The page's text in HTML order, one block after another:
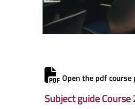
Open the pdf course
Subject guide